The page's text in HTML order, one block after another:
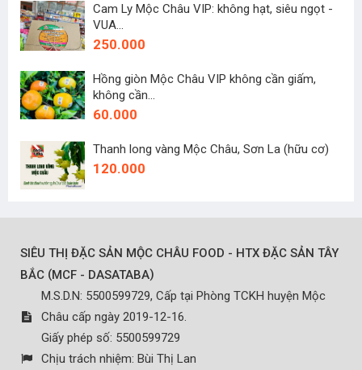
Cam Ly Mộc Châu VIP: không hạt, siêu ngọt -
VUA...
250.000
Hồng giòn Mộc Châu VIP không cần giấm,
không cần...
60.000
Thanh long vàng Mộc Châu, Sơn La (hữu cơ)
120.000
SIÊU THỊ ĐẶC SẢN MỘC CHÂU FOOD - HTX ĐẶC SẢN TÂY
BẮC (MCF - DASATABA)
M.S.D.N: 5500599729, Cấp tại Phòng TCKH huyện Mộc
Châu cấp ngày 2019-12-16.
Giấy phép số: 5500599729
Chịu trách nhiệm: Bùi Thị Lan